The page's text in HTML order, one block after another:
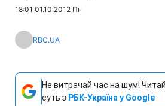
18:01 01.10.2012 Пн
RBC.UA
Не витрачай час на шум! Читай
суть з РБК-Україна у Google